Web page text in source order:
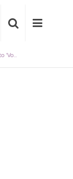
El alumnado participante en el proyecto 'Vocaciones Científicas' de la ULL continúa con las visitas a empresas y administraciones